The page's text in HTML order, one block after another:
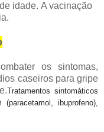
idade. A vacinação
os sintomas,
caseiros para gripe
Tratamentos sintomáticos
ibuprofeno),